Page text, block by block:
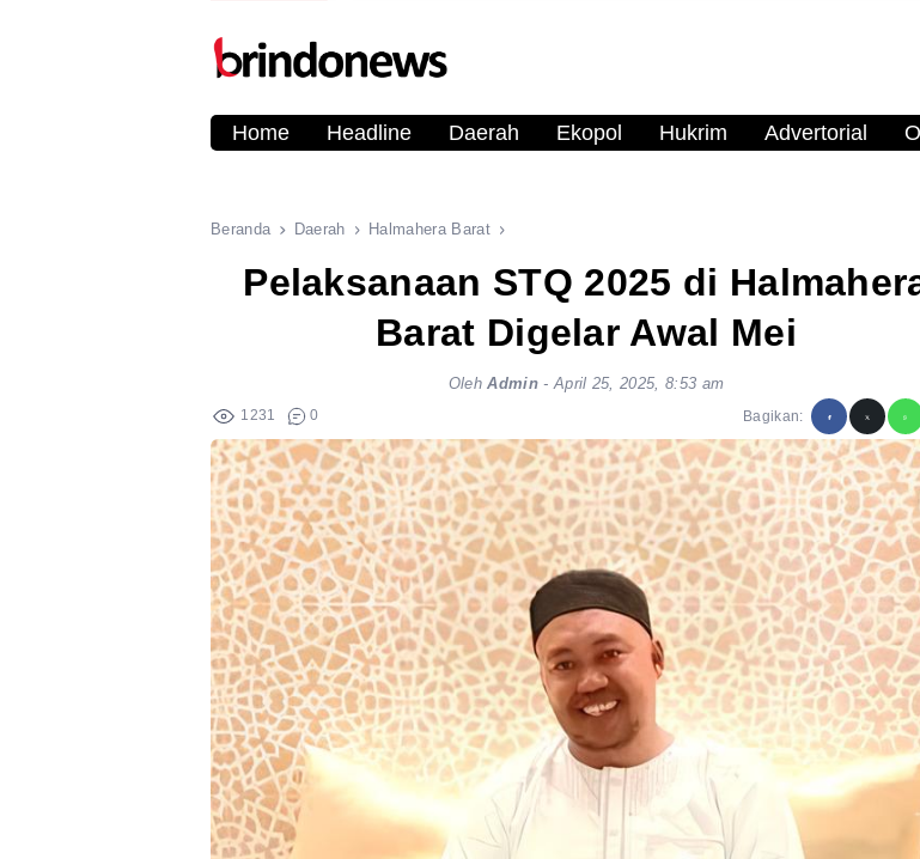
Home Headline Daerah Ekopol Hukrim Advertorial
Beranda Daerah Halmahera Barat
Pelaksanaan STQ 2025 di
Barat Digelar Awal Mei
OlehAdmin -April 25, 2025, 8:53 am
1231 0 Bagikan: